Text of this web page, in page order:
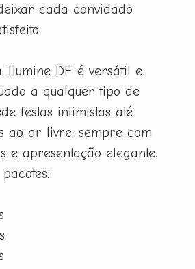
cada convidado
Ilumine DF é versátil e
a qualquer tipo de
festas intimistas até
ao ar livre, sempre com
e apresentação elegante.